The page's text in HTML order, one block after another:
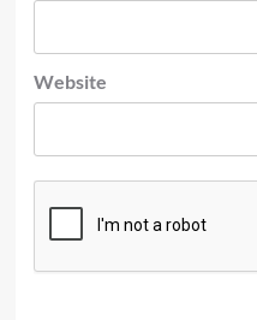
Website